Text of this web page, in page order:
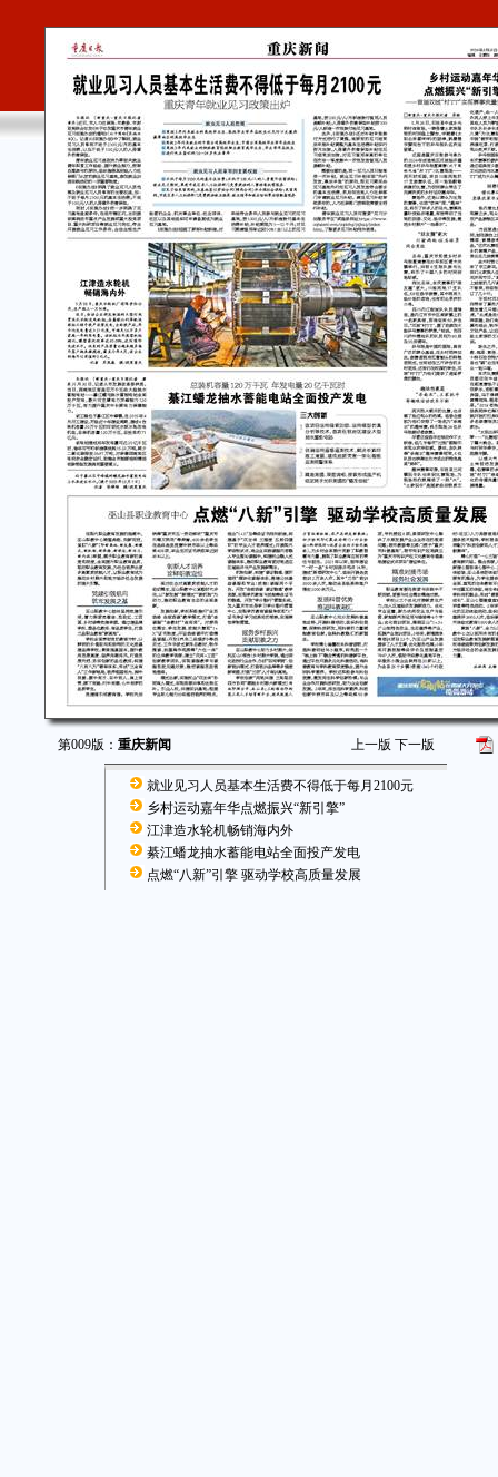
第009版： 重庆新闻 上一版 下一版
就业见习人员基本生活费不得低于每月2100元
乡村运动嘉年华点燃振兴“新引擎”
江津造水轮机畅销海内外
綦江蟠龙抽水蓄能电站全面投产发电
点燃“八新”引擎 驱动学校高质量发展